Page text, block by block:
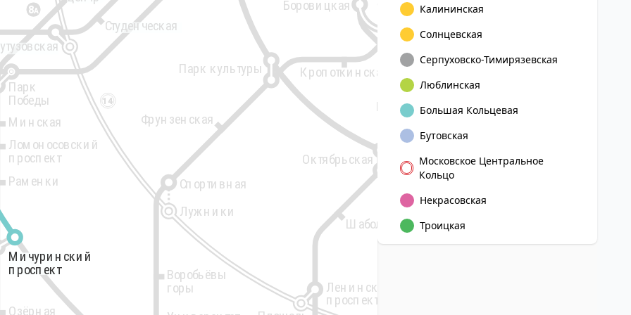
8А
14
Лужники
Минская
Ломоносовский
проспект
Раменки
Парк
Победы
Спортивная
Фрунзенская
Парк культуры Кропоткинская
Библиотека
имени Ленина
Октябрьская
Ленинский
проспект
Шаболовская
Тульская
Боровицкая
Полянка
Воробьёвы
горы
Озёрная
Мичуринский
проспект
Третьяковская
Студенческая
Александровский сад
Мичуринский
проспект
Калининская
Солнцевская
Серпуховско-Тимирязевская
Люблинская
Большая Кольцевая
Бутовская
Московское Центральное
Кольцо
Некрасовская
Троицкая